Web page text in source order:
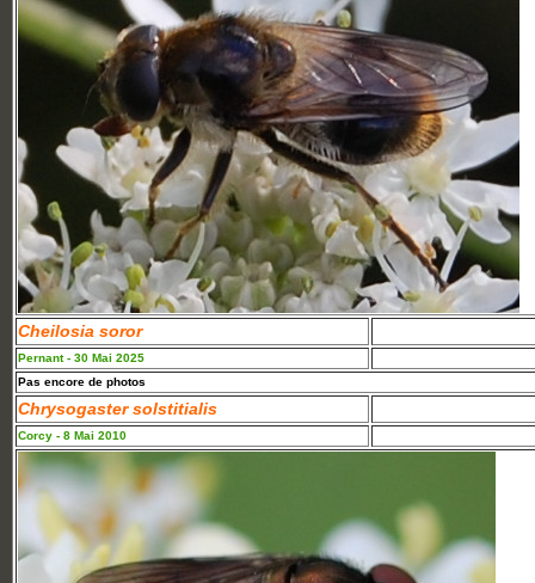
Cheilosia soror
Pernant - 30 Mai 2025
Pas encore de photos
Chrysogaster solstitialis
Corcy - 8 Mai 2010